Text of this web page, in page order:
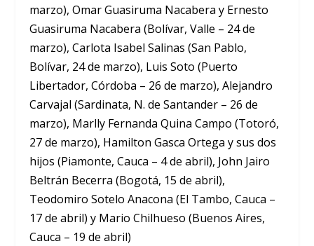
marzo), Omar Guasiruma Nacabera y Ernesto
Guasiruma Nacabera (Bolívar, Valle – 24 de
marzo), Carlota Isabel Salinas (San Pablo,
Bolívar, 24 de marzo), Luis Soto (Puerto
Libertador, Córdoba – 26 de marzo), Alejandro
Carvajal (Sardinata, N. de Santander – 26 de
marzo), Marlly Fernanda Quina Campo (Totoró,
27 de marzo), Hamilton Gasca Ortega y sus dos
hijos (Piamonte, Cauca – 4 de abril), John Jairo
Beltrán Becerra (Bogotá, 15 de abril),
Teodomiro Sotelo Anacona (El Tambo, Cauca –
17 de abril) y Mario Chilhueso (Buenos Aires,
Cauca – 19 de abril)